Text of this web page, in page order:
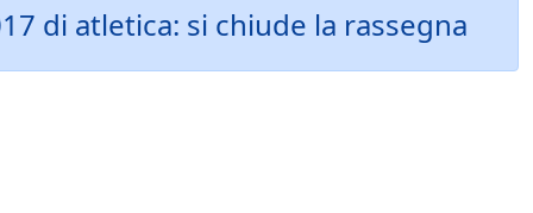
di atletica: si chiude la rassegna